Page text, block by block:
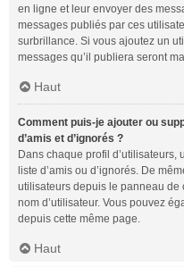
en ligne et leur envoyer des
messages publiés par ces
surbrillance. Si vous ajoutez un
messages qu’il publiera seront
Haut
Comment puis-je ajouter ou
d’amis et d’ignorés ?
Dans chaque profil
liste d’amis ou d’ignorés. De
utilisateurs depuis le panneau de
nom d’utilisateur. Vous pouvez
depuis cette même page.
Haut